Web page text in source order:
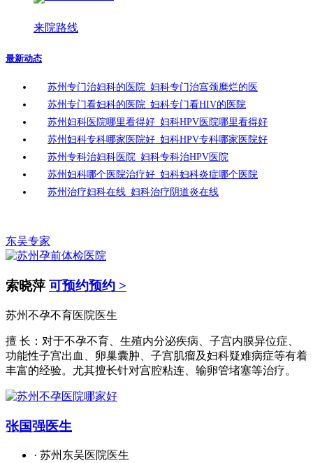
来院路线
最新动态
苏州专门治妇科的医院_妇科专门治宫颈糜烂的医
苏州专门看妇科的医院_妇科专门看HIV的医院
苏州妇科医院哪里看得好_妇科HPV医院哪里看得好
苏州妇科专科哪家医院好_妇科HPV专科哪家医院好
苏州专科治妇科医院_妇科专科治HPV医院
苏州妇科哪个医院治疗好_妇科妇科炎症哪个医院
苏州治疗妇科在线_妇科治疗阴道炎在线
东吴专家
索晓萍 可预约预约 >
苏州不孕不育医院医生
擅 长：对于不孕不育、生殖内分泌疾病、子宫内膜异位症、
功能性子宫出血、卵巢囊肿、子宫肌瘤及妇科疑难病症等有着
丰富的经验。尤其擅长针对宫腔粘连、输卵管堵塞等治疗。
张国强医生
· 苏州东吴医院医生